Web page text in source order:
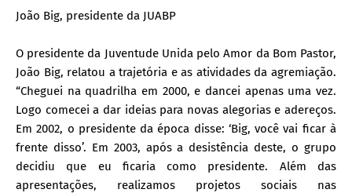
João Big, presidente da JUABP
O presidente da Juventude Unida pelo Amor da Bom Pastor,
João Big, relatou a trajetória e as atividades da agremiação.
“Cheguei na quadrilha em 2000, e dancei apenas uma vez.
Logo comecei a dar ideias para novas alegorias e adereços.
Em 2002, o presidente da época disse: ‘Big, você vai ficar à
frente disso’. Em 2003, após a desistência deste, o grupo
decidiu que eu ficaria como presidente. Além das
apresentações, realizamos projetos sociais nas